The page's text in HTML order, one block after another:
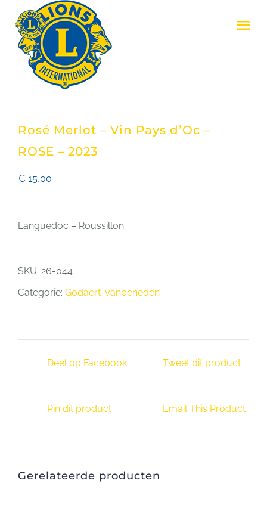
content
LIONS CLUB ZENNE & ZONIËN
REALISATIES
LID WORDEN
CONTACT
Rosé Merlot – Vin Pays d’Oc –
ROSE – 2023
€ 15,00
Languedoc – Roussillon
SKU: 26-044
Categorie: Godaert-Vanbeneden
Deel op Facebook Tweet dit product
Pin dit product Email This Product
Gerelateerde producten